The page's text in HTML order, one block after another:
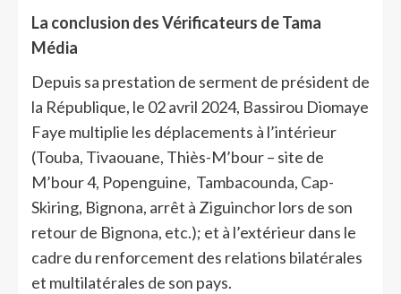
La conclusion des Vérificateurs de Tama
Média
Depuis sa prestation de serment de président de
la République, le 02 avril 2024, Bassirou Diomaye
Faye multiplie les déplacements à l’intérieur
(Touba, Tivaouane, Thiès-M’bour – site de
M’bour 4, Popenguine, Tambacounda, Cap-
Skiring, Bignona, arrêt à Ziguinchor lors de son
retour de Bignona, etc.); et à l’extérieur dans le
cadre du renforcement des relations bilatérales
et multilatérales de son pays.